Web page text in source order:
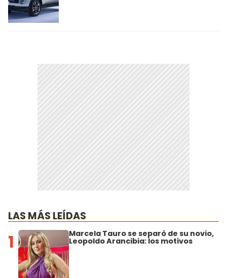
LAS MÁS LEÍDAS
1 Marcela Tauro se separó de su novio,
Leopoldo Arancibia: los motivos